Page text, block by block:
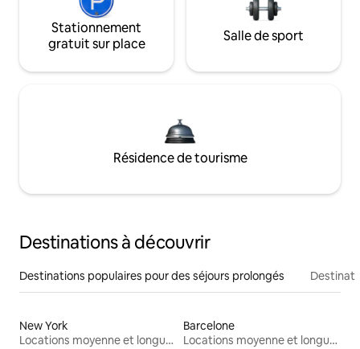
Stationnement
gratuit sur place
Salle de sport
Résidence de tourisme
Destinations à découvrir
Destinations populaires pour des séjours prolongés
New York
Locations moyenne et longue durée
Barcelone
Locations moyenne et longue durée